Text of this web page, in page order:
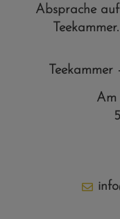
Absprache
Am